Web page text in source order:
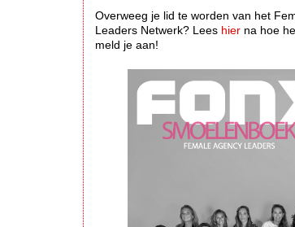
Overweeg je lid te worden van het
Leaders Netwerk? Lees hier na hoe
meld je aan!